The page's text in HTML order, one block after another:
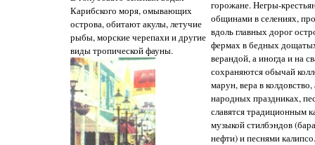
Карибского моря, омывающих
острова, обитают акулы, летучие
рыбы, морские черепахи и другие
виды тропической фауны.
горожане. Негры-
общинами в селениях,
вдоль главных дорог
фермах в бедных
верандой, а иногда и на
сохраняются обычай
марун, вера в
народных праздниках,
славятся традиционным
музыкой стилбэндов
нефти) и песнями калипсо.